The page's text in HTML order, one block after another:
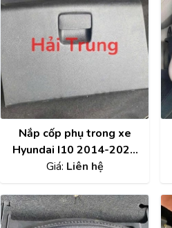
Nắp cốp phụ trong xe
Hyundai I10 2014-2020
Tháo Xe
Giá: Liên hệ